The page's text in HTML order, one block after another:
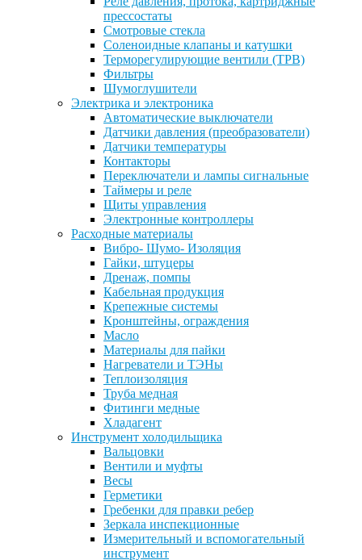
прессостаты
Смотровые стекла
Соленоидные клапаны и катушки
Терморегулирующие вентили (ТРВ)
Фильтры
Шумоглушители
Электрика и электроника
Автоматические выключатели
Датчики давления (преобразователи)
Датчики температуры
Контакторы
Переключатели и лампы сигнальные
Таймеры и реле
Щиты управления
Электронные контроллеры
Расходные материалы
Вибро- Шумо- Изоляция
Гайки, штуцеры
Дренаж, помпы
Кабельная продукция
Крепежные системы
Кронштейны, ограждения
Масло
Материалы для пайки
Нагреватели и ТЭНы
Теплоизоляция
Труба медная
Фитинги медные
Хладагент
Инструмент холодильщика
Вальцовки
Вентили и муфты
Весы
Герметики
Гребенки для правки ребер
Зеркала инспекционные
Измерительный и вспомогательный
инструмент